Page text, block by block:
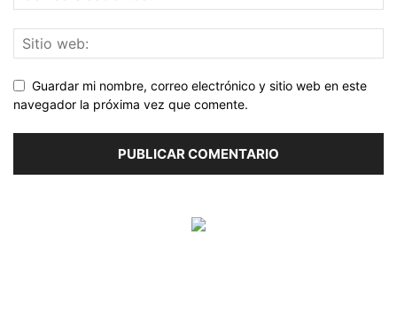
Guardar mi nombre, correo electrónico y sitio web en este
navegador la próxima vez que comente.